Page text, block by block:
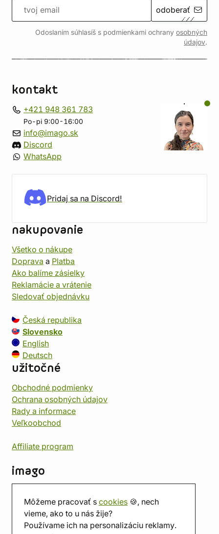
Môžeme pracovať s cookies 🍪, nech
vieme, ako to u nás žije?
Používame ich na personalizáciu reklamy.
odoberať
Odoslaním súhlasíš s podmienkami ochrany osobných
údajov.
kontakt
+421 948 361 783
Po-pi 9:00-16:00
info@imago.sk
Discord
WhatsApp
Pridaj sa na Discord!
nakupovanie
Všetko o nákupe
Doprava a Platba
Ako balíme zásielky
Reklamácie a vrátenie
Sledovať objednávku
Česká republika
Slovensko
English
Deutsch
užitočné
Obchodné podmienky
Ochrana osobných údajov
Rady a informace
Veľkoobchod
Affiliate program
imago
Predajňa
Herňa
O nás